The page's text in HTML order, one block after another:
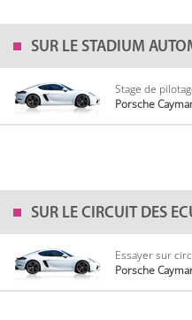
SUR LE STADIUM
Stage de
Porsche
SUR LE CIRCUIT DES
Essayer sur
Porsche